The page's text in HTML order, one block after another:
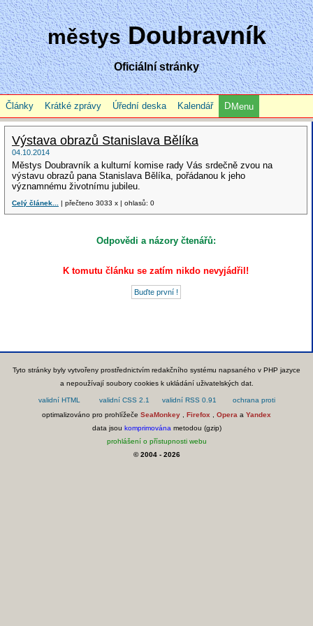
městysDoubravník
Oficiální stránky
Články Krátké zprávy Úřední deska Kalendář Menu
Výstava obrazů Stanislava Bělíka
04.10.2014
Městys Doubravník a kulturní komise rady Vás srdečně zvou na
výstavu obrazů pana Stanislava Bělíka, pořádanou k jeho
významnému životnímu jubileu.
Celý článek... | přečteno 3033 x | ohlasů: 0
Odpovědi a názory čtenářů:
K tomutu článku se zatím nikdo nevyjádřil!
Tyto stránky byly vytvořeny prostřednictvím redakčního systému napsaného v PHP jazyce
a nepoužívají soubory cookies k ukládání uživatelských dat.
optimalizováno pro prohlížeče SeaMonkey Firefox Opera a Yandex
data jsou komprimována metodou (gzip)
prohlášení o přístupnosti webu
© 2004 - 2026